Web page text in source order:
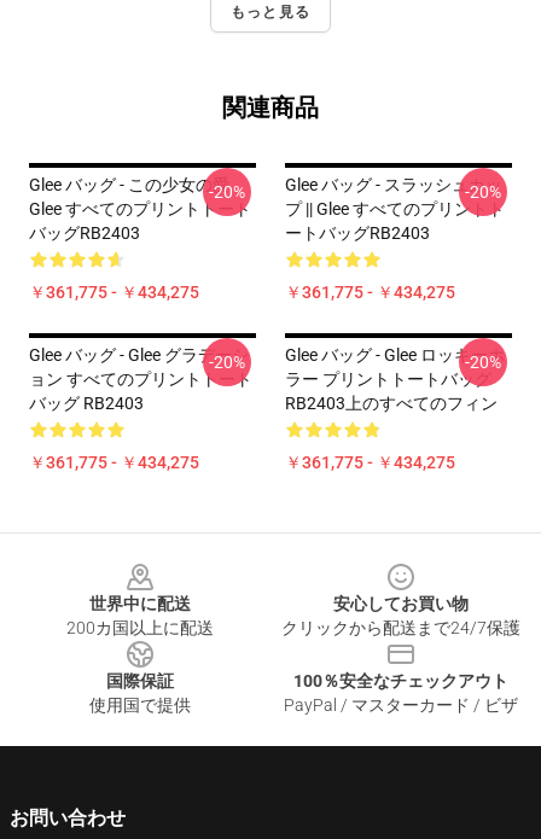
もっと見る
関連商品
Glee バッグ - この少女の愛
Glee すべてのプリントトート
バッグRB2403
￥361,775 - ￥434,275
-20%
Glee バッグ - スラッシュカッ
プ || Glee すべてのプリントト
ートバッグRB2403
￥361,775 - ￥434,275
-20%
Glee バッグ - Glee グラデーシ
ョン すべてのプリントトート
バッグ RB2403
￥361,775 - ￥434,275
-20%
Glee バッグ - Glee ロッキーホ
ラー プリントトートバッグ
RB2403上のすべてのフィン
￥361,775 - ￥434,275
-20%
世界中に配送
200カ国以上に配送
安心してお買い物
クリックから配送まで24/7保護
国際保証
使用国で提供
100％安全なチェックアウト
PayPal / マスターカード / ビザ
お問い合わせ